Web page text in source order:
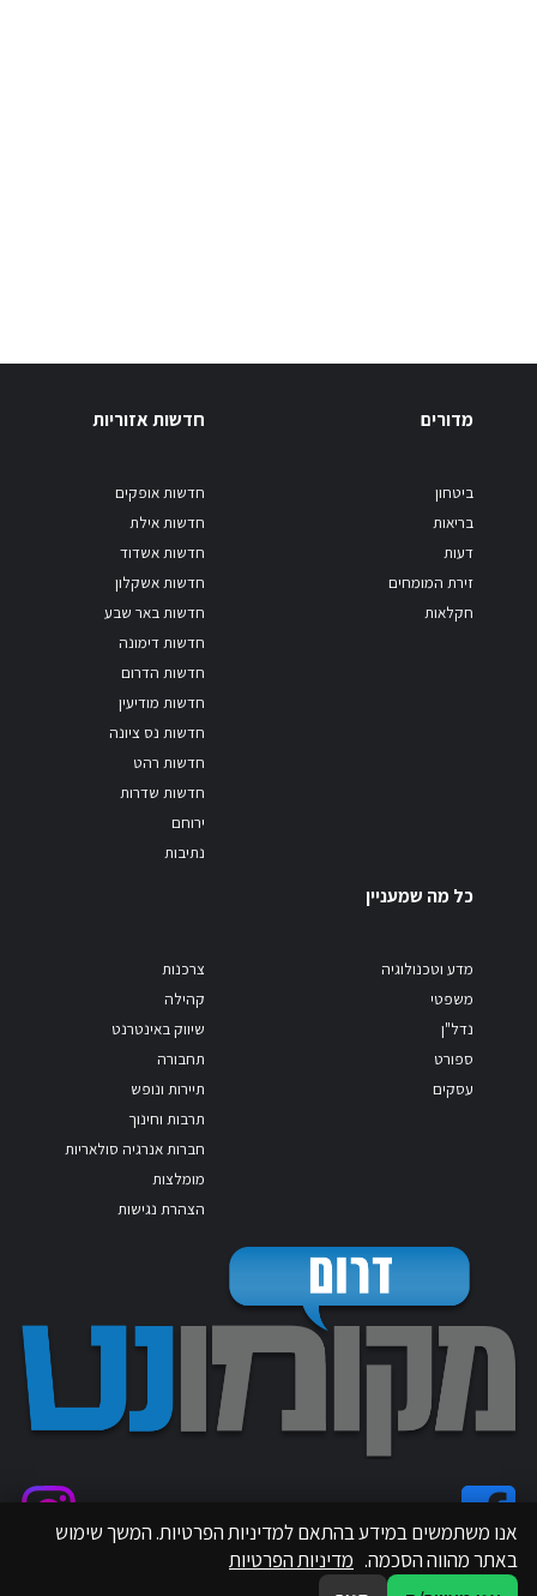
מדורים
ביטחון
בריאות
דעות
זירת המומחים
חקלאות
חדשות אזוריות
חדשות אופקים
חדשות אילת
חדשות אשדוד
חדשות אשקלון
חדשות באר שבע
חדשות דימונה
חדשות הדרום
חדשות מודיעין
חדשות נס ציונה
חדשות רהט
חדשות שדרות
ירוחם
נתיבות
כל מה שמעניין
מדע וטכנולוגיה
משפטי
נדל"ן
ספורט
עסקים
צרכנות
קהילה
שיווק באינטרנט
תחבורה
תיירות ונופש
תרבות וחינוך
חברות אנרגיה סולאריות
מומלצות
הצהרת נגישות
אנו משתמשים במידע בהתאם למדיניות הפרטיות. המשך שימוש
באתר מהווה הסכמה. מדיניות הפרטיות